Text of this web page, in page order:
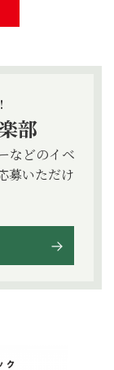
部
などのイベ
募いただけ